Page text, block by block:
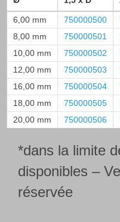
6,00 mm 750000500
8,00 mm
750000501
10,00 mm
750000502
12,00 mm
750000503
16,00 mm
750000504
18,00 mm
750000505
20,00 mm
750000506
*dans la limite
disponibles –
réservée